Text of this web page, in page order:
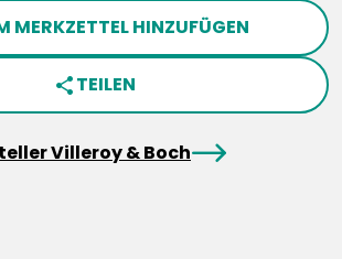
MERKZETTEL HINZUFÜGEN
share TEILEN
Villeroy & BocharrowRight